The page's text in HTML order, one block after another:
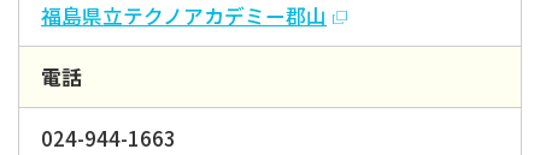
福島県立テクノアカデミー郡山
電話
024-944-1663